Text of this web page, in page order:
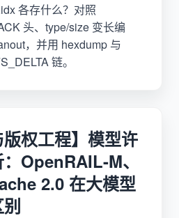
各存什么？对照
头、type/size 变长编
，并用 hexdump 与
链。
版权工程】模型许
OpenRAIL-M、
2.0 在大模型